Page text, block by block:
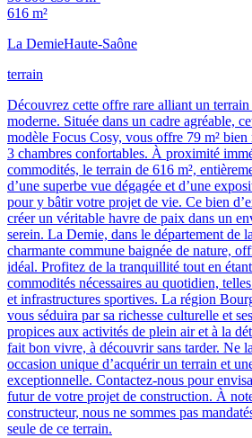
616 m²
La DemieHaute-Saône
terrain
Découvrez cette offre rare alliant un terrain
moderne. Située dans un cadre agréable,
modèle Focus Cosy, vous offre 79 m²
3 chambres confortables. À proximité
commodités, le terrain de 616 m²,
d’une superbe vue dégagée et d’une
pour y bâtir votre projet de vie. Ce bien
créer un véritable havre de paix dans un
serein. La Demie, dans le département de
charmante commune baignée de nature,
idéal. Profitez de la tranquillité tout en
commodités nécessaires au quotidien,
et infrastructures sportives. La région
vous séduira par sa richesse culturelle et
propices aux activités de plein air et à la
fait bon vivre, à découvrir sans tarder. Ne
occasion unique d’acquérir un terrain et
exceptionnelle. Contactez-nous pour
futur de votre projet de construction. À
constructeur, nous ne sommes pas
seule de ce terrain.